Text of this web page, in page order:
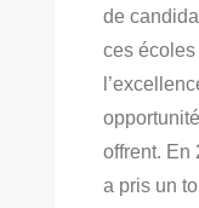
de
ces
offrent. En
a pris un